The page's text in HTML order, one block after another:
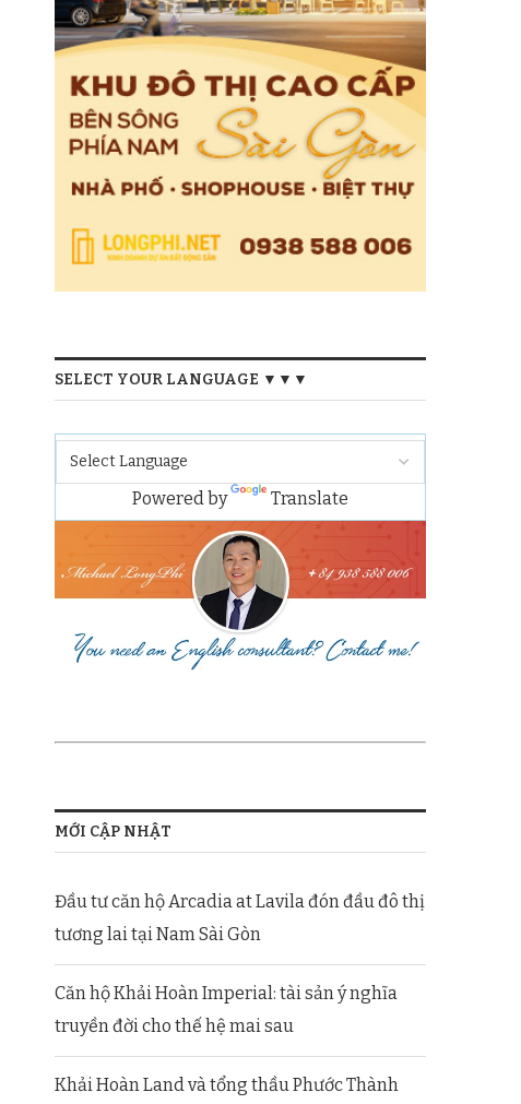
SELECT YOUR LANGUAGE ▼▼▼
Powered by Translate
MỚI CẬP NHẬT
Đầu tư căn hộ Arcadia at Lavila đón đầu đô thị
tương lai tại Nam Sài Gòn
Căn hộ Khải Hoàn Imperial: tài sản ý nghĩa
truyền đời cho thế hệ mai sau
Khải Hoàn Land và tổng thầu Phước Thành